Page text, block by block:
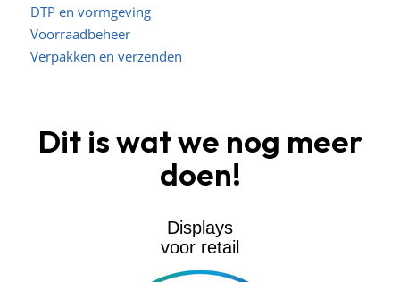
DTP en vormgeving
Voorraadbeheer
Verpakken en verzenden
Dit is wat we nog meer
doen!
Displays
voor retail